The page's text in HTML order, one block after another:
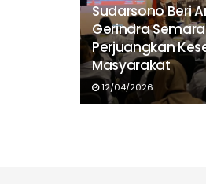
Sudarsono Beri
Gerindra
Perjuangkan
Masyarakat
12/04/2026